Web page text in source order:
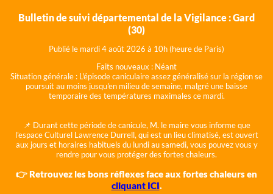
Bulletin de suivi départemental de la Vigilance : Gard
(30)
Publié le mardi 4 août 2026 à 10h (heure de Paris)
Faits nouveaux : Néant
Situation générale : L'épisode caniculaire assez généralisé sur la région se
poursuit au moins jusqu'en milieu de semaine, malgré une baisse
temporaire des températures maximales ce mardi.
📌 Durant cette période de canicule, M. le maire vous informe que
l'espace Culturel Lawrence Durrell, qui est un lieu climatisé, est ouvert
aux jours et horaires habituels du lundi au samedi, vous pouvez vous y
rendre pour vous protéger des fortes chaleurs.
👉 Retrouvez les bons réflexes face aux fortes chaleurs en
cliquant ICI.